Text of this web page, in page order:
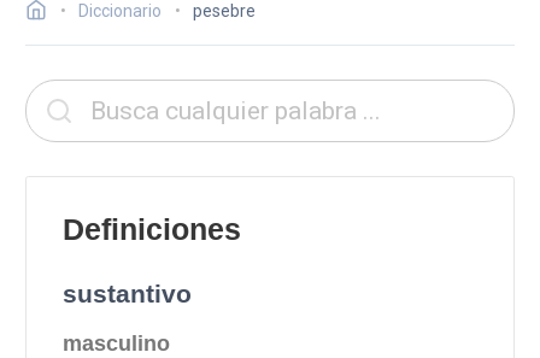
Diccionario pesebre
Definiciones
sustantivo
masculino